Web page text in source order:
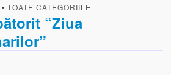
•TOATE CATEGORIILE
“Ziua